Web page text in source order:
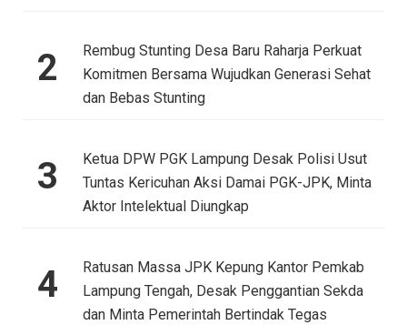
2
Rembug Stunting Desa Baru Raharja Perkuat
Komitmen Bersama Wujudkan Generasi Sehat
dan Bebas Stunting
3
Ketua DPW PGK Lampung Desak Polisi Usut
Tuntas Kericuhan Aksi Damai PGK-JPK, Minta
Aktor Intelektual Diungkap
4
Ratusan Massa JPK Kepung Kantor Pemkab
Lampung Tengah, Desak Penggantian Sekda
dan Minta Pemerintah Bertindak Tegas